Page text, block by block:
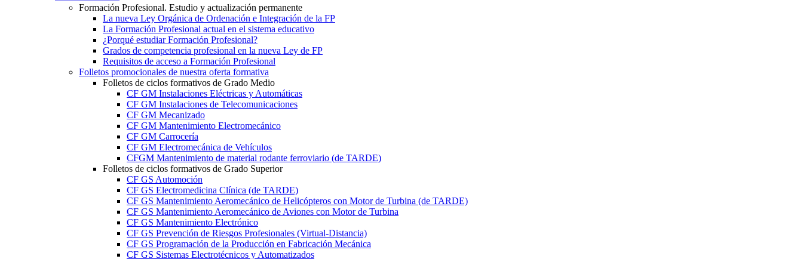
Formación Profesional. Estudio y actualización permanente
La nueva Ley Orgánica de Ordenación e Integración de la FP
La Formación Profesional actual en el sistema educativo
¿Porqué estudiar Formación Profesional?
Grados de competencia profesional en la nueva Ley de FP
Requisitos de acceso a Formación Profesional
Folletos promocionales de nuestra oferta formativa
Folletos de ciclos formativos de Grado Medio
CF GM Instalaciones Eléctricas y Automáticas
CF GM Instalaciones de Telecomunicaciones
CF GM Mecanizado
CF GM Mantenimiento Electromecánico
CF GM Carrocería
CF GM Electromecánica de Vehículos
CFGM Mantenimiento de material rodante ferroviario (de TARDE)
Folletos de ciclos formativos de Grado Superior
CF GS Automoción
CF GS Electromedicina Clínica (de TARDE)
CF GS Mantenimiento Aeromecánico de Helicópteros con Motor de Turbina (de TARDE)
CF GS Mantenimiento Aeromecánico de Aviones con Motor de Turbina
CF GS Mantenimiento Electrónico
CF GS Prevención de Riesgos Profesionales (Virtual-Distancia)
CF GS Programación de la Producción en Fabricación Mecánica
CF GS Sistemas Electrotécnicos y Automatizados